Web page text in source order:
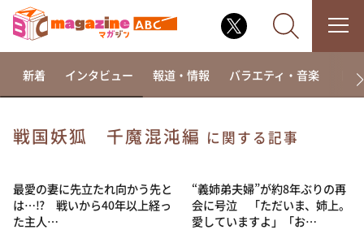
相席食堂
これ余談なんですけど・・・
新着 インタビュー 報道・情報 バラエティ・音楽 ド
戦国妖狐 千魔混沌編 に関する記事
最愛の妻に先立たれ向かう先と
は…⁉ 戦いから40年以上経っ
た主人…
“義姉弟夫婦”が約8年ぶりの再
会に号泣 「ただいま、姉上。
愛していますよ」「お…